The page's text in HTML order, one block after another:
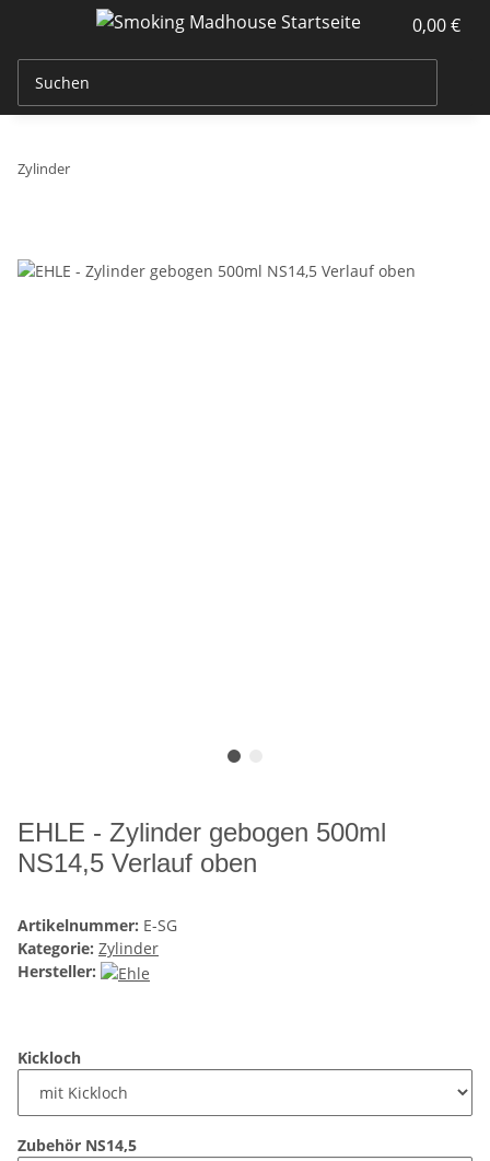
0,00 €
Zylinder
EHLE - Zylinder gebogen 500ml
NS14,5 Verlauf oben
Artikelnummer: E-SG
Kategorie: Zylinder
Hersteller:
Kickloch
Zubehör NS14,5